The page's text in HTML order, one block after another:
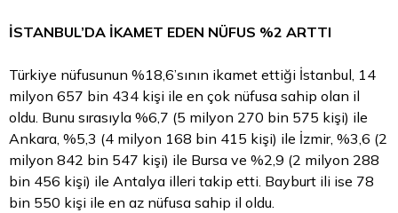
İSTANBUL’DA İKAMET EDEN NÜFUS %2 ARTTI
Türkiye nüfusunun %18,6’sının ikamet ettiği İstanbul, 14
milyon 657 bin 434 kişi ile en çok nüfusa sahip olan il
oldu. Bunu sırasıyla %6,7 (5 milyon 270 bin 575 kişi) ile
Ankara, %5,3 (4 milyon 168 bin 415 kişi) ile İzmir, %3,6 (2
milyon 842 bin 547 kişi) ile Bursa ve %2,9 (2 milyon 288
bin 456 kişi) ile Antalya illeri takip etti. Bayburt ili ise 78
bin 550 kişi ile en az nüfusa sahip il oldu.